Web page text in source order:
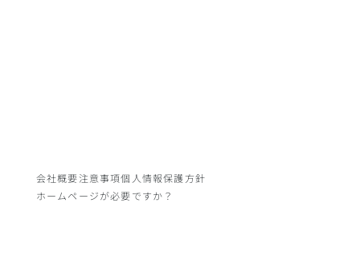
会社概要注意事項個人情報保護方針
ホームページが必要ですか？